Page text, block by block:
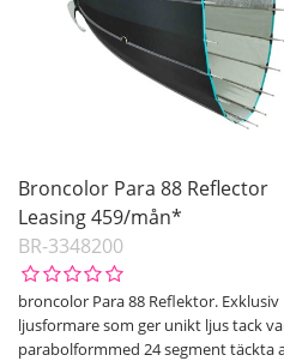
Broncolor Para 88 Reflector
Leasing 459/mån*
BR-3348200
broncolor Para 88 Reflektor. Exklusiv
ljusformare som ger unikt ljus tack
parabolformmed 24 segment täckta